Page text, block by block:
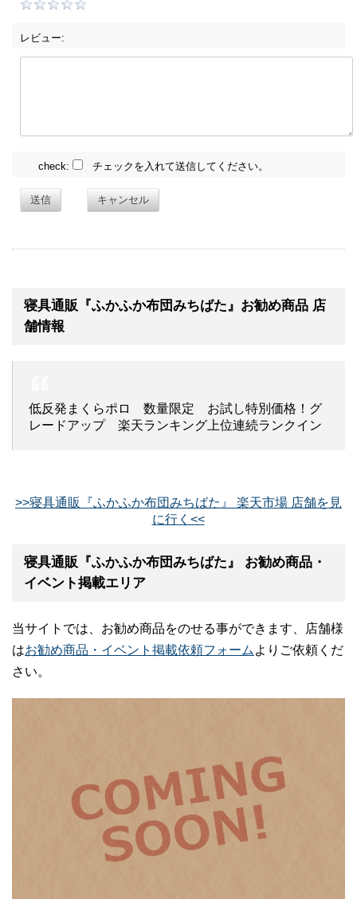
レビュー:
check: チェックを入れて送信してください。
送信 キャンセル
寝具通販『ふかふか布団みちばた』お勧め商品 店
舗情報
低反発まくらポロ 数量限定 お試し特別価格！グ
レードアップ 楽天ランキング上位連続ランクイン
>>寝具通販『ふかふか布団みちばた』 楽天市場 店舗を見
に行く<<
寝具通販『ふかふか布団みちばた』 お勧め商品・
イベント掲載エリア
当サイトでは、お勧め商品をのせる事ができます、店舗様
はお勧め商品・イベント掲載依頼フォーム よりご依頼くだ
さい。